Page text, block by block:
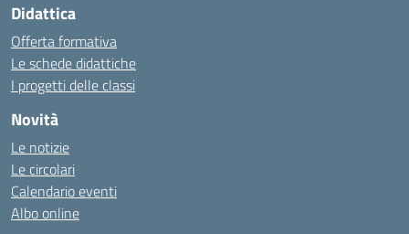
Didattica
Offerta formativa
Le schede didattiche
I progetti delle classi
Novità
Le notizie
Le circolari
Calendario eventi
Albo online